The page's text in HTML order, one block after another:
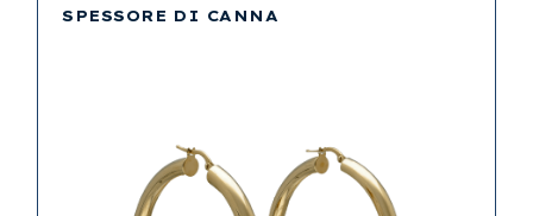
SPESSORE DI CANNA